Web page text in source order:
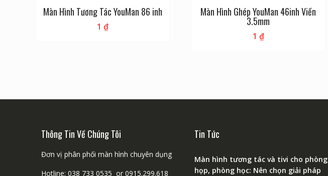
Màn Hình Tương Tác YouMan 86 inh
1 ₫
Màn Hình Ghép YouMan 46inh Viền
3.5mm
1 ₫
Thông Tin Về Chúng Tôi
Đơn vị phân phối màn hình chuyên dụng
Hotline: 038 733 0535 or 0915.299.618
Tin Tức
Màn hình tương tác và tivi cho phòng
họp, phòng học: Nên chọn giải pháp